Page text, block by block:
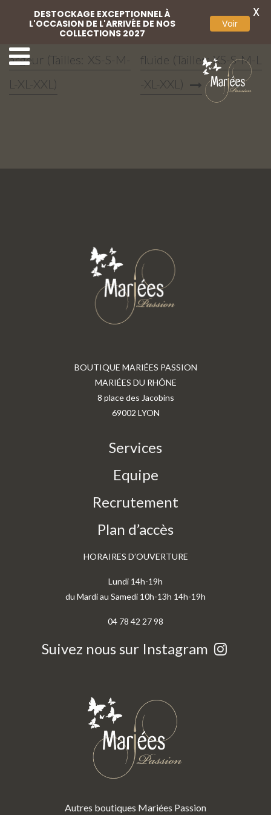
Jupon robe grande l
argeur (Tailles: XS-S-M-
L-XL-XXL)
Jupon robe foureau ou
fluide (Tailles: XS-S-M-L
-XL-XXL)
BOUTIQUE MARIÉES PASSION
MARIÉES DU RHÔNE
8 place des Jacobins
69002 LYON
Services
Equipe
Recrutement
Plan d’accès
HORAIRES D’OUVERTURE
Lundi 14h-19h
du Mardi au Samedi 10h-13h 14h-19h
04 78 42 27 98
Suivez nous sur Instagram
Autres boutiques Mariées Passion
DESTOCKAGE EXCEPTIONNEL À
L'OCCASION DE L'ARRIVÉE DE NOS
COLLECTIONS 2027
Voir
X